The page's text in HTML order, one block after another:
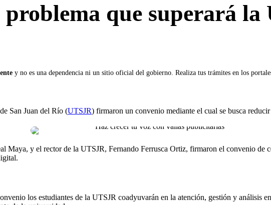
que superará la
y no es una dependencia ni un sitio oficial del gobierno. Realiza tus trámites en los
San Juan del Río (UTSJR) firmaron un convenio mediante el cual se busca
Maya, y el rector de la UTSJR, Fernando Ferrusca Ortiz, firmaron el convenio de
los estudiantes de la UTSJR coadyuvarán en la atención, gestión y análisis